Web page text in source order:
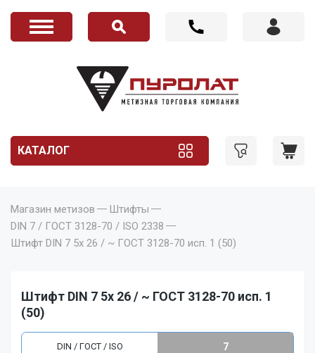
КАТАЛОГ
Магазин метизов
Штифты
DIN 7 / ГОСТ 3128-70 / ISO 2338
Штифт DIN 7 5x 26 / ~ ГОСТ 3128-70 исп. 1 (50)
Штифт DIN 7 5x 26 / ~ ГОСТ 3128-70 исп. 1
(50)
DIN / ГОСТ / ISO 7